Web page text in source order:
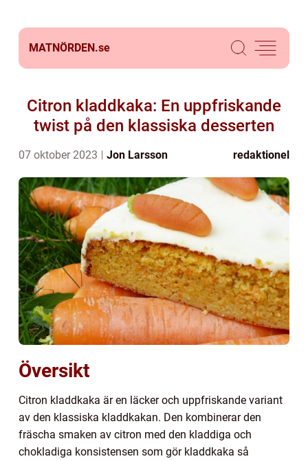
MATNÖRDEN.se
Citron kladdkaka: En uppfriskande
twist på den klassiska desserten
07 oktober 2023 Jon Larsson redaktionel
Översikt
Citron kladdkaka är en läcker och uppfriskande variant
av den klassiska kladdkakan. Den kombinerar den
fräscha smaken av citron med den kladdiga och
chokladiga konsistensen som gör kladdkaka så